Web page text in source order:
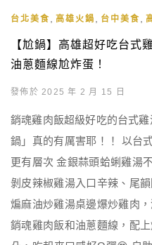
台北美食 高雄火鍋 台中美食
【尬鍋】高雄超好吃台式
油蔥麵線尬炸蛋！
發佈於 2025 年 2 月 15 日
銷魂雞肉飯超級好吃的台式
鍋」真的有厲害耶！！ 以台
更有層次 金銀蒜頭蛤蜊雞湯
剝皮辣椒雞湯入口辛辣、尾
煸麻油炒雞湯桌邊爆炒雞肉
銷魂雞肉飯和油蔥麵線，配